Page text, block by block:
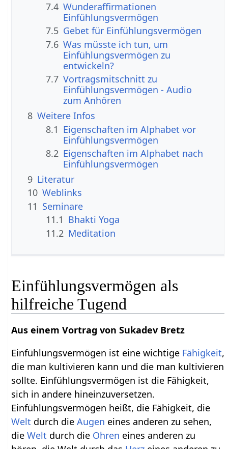
7.4 Wunderaffirmationen
Einfühlungsvermögen
7.5 Gebet für Einfühlungsvermögen
7.6 Was müsste ich tun, um
Einfühlungsvermögen zu
entwickeln?
7.7 Vortragsmitschnitt zu
Einfühlungsvermögen - Audio
zum Anhören
8 Weitere Infos
8.1 Eigenschaften im Alphabet vor
Einfühlungsvermögen
8.2 Eigenschaften im Alphabet nach
Einfühlungsvermögen
9 Literatur
10 Weblinks
11 Seminare
11.1 Bhakti Yoga
11.2 Meditation
Einfühlungsvermögen als
hilfreiche Tugend
Aus einem Vortrag von Sukadev Bretz
Einfühlungsvermögen ist eine wichtige Fähigkeit,
die man kultivieren kann und die man kultivieren
sollte. Einfühlungsvermögen ist die Fähigkeit,
sich in andere hineinzuversetzen.
Einfühlungsvermögen heißt, die Fähigkeit, die
Welt durch dieAugen eines anderen zu sehen,
dieWelt durch die Ohren eines anderen zu